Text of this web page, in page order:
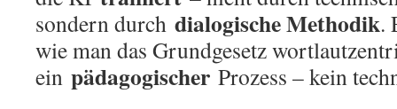
sondern durch dialogische Methodik.
wie man das Grundgesetz
ein pädagogischer Prozess – kein